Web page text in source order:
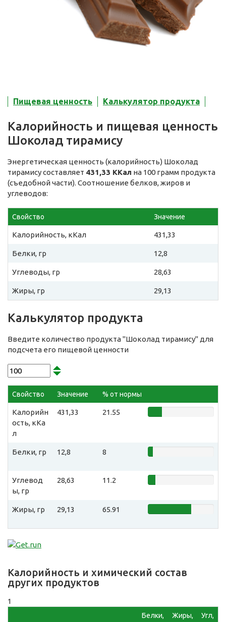
Пищевая ценность Калькулятор продукта
Калорийность и пищевая ценность
Шоколад тирамису
Энергетическая ценность (калорийность) Шоколад
тирамису составляет 431,33 ККал на 100 грамм продукта
(съедобной части). Соотношение белков, жиров и
углеводов:
Свойство Значение
Калорийность, кКал 431,33
Белки, гр 12,8
Углеводы, гр 28,63
Жиры, гр 29,13
Калькулятор продукта
Введите количество продукта "Шоколад тирамису" для
подсчета его пищевой ценности
Свойство Значение % от нормы
Калорийн
ость, кКа
л
431,33 21.55
Белки, гр 12,8 8
Углевод
ы, гр
28,63 11.2
Жиры, гр 29,13 65.91
Калорийность и химический состав
других продуктов
1
Белки,
Жиры,
Угл,